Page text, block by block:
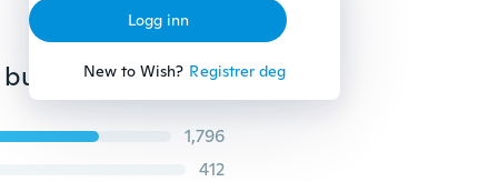
Logg inn
New to Wish? Registrer deg
3 stk nyfødt baby baby gutter romper bodysuit lange bukser hatt antrekk klær sett
1,796
412